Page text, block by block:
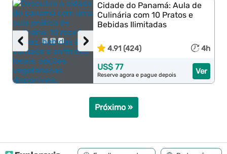
›
‹
Cidade do Panamá: Aula de
Culinária com 10 Pratos e
Bebidas Ilimitadas
4.91 (424) 4h
Ver
US$ 77
Reserve agora e pague depois
Próximo »